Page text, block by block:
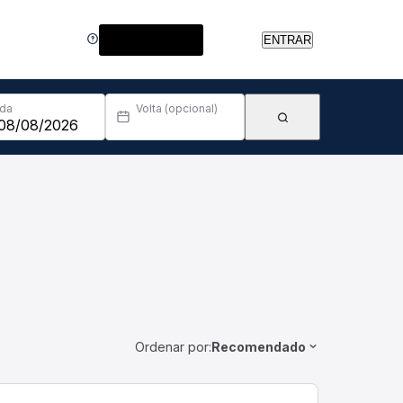
ENTRAR
Volta (opcional)
Ordenar por:Recomendado